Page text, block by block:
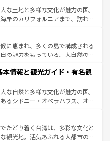
得が高いため物価も高いが、旅行
サービスもあり、うまく活用すれ
な土地と多様な文化が魅力の国。
岸のカリフォルニアまで、訪れる
光、ショッピング、エンターテイ
的なスポットだ。一方、アメリカ
、グランドキャニオンやイエロー
は、音楽と美食が融合した独特の
メリカの各地域で異なる魅力を楽
と豊かな歴史を感じることができ
トリップや列車の旅も、アメリカ
に恵まれ、多くの島で構成される
の魅力をもっている。大自然の神
た、定番の観光地といえばオアフ
めるならマウイ島やカウアイ島が
リーンに輝く海をはじめ、豊かな
る。「アロハスピリット」と呼ば
フードやハワイアンミュージッ
など、すべてがハワイの魅力を彩
新しい発見と感動が待っているハ
本情報と観光ガイド・有名観
な自然と多様な文化が魅力の国。
るシドニー・オペラハウス、オー
にそびえるウルル（エアーズロッ
い原生林やケアンズの熱帯雨林な
。また、カフェやワイン、オージ
たどり着く台湾は、多彩な文化と
観光地。活気あふれる大都市の台